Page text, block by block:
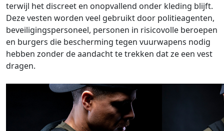
terwijl het discreet en onopvallend onder kleding blijft.
Deze vesten worden veel gebruikt door politieagenten,
beveiligingspersoneel, personen in risicovolle beroepen
en burgers die bescherming tegen vuurwapens nodig
hebben zonder de aandacht te trekken dat ze een vest
dragen.